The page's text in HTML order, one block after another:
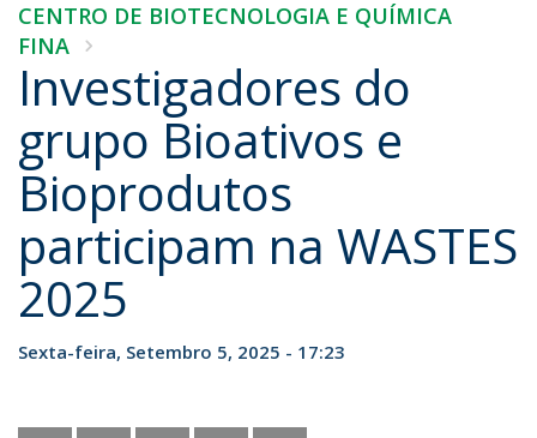
CENTRO DE BIOTECNOLOGIA E QUÍMICA
FINA
Investigadores do
grupo Bioativos e
Bioprodutos
participam na WASTES
2025
Sexta-feira, Setembro 5, 2025 - 17:23